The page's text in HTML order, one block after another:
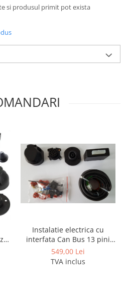
si produsul primit pot exista
Instalatie electrica cu
interfata Can Bus 13 pini
activi
549,00 Lei
TVA inclus